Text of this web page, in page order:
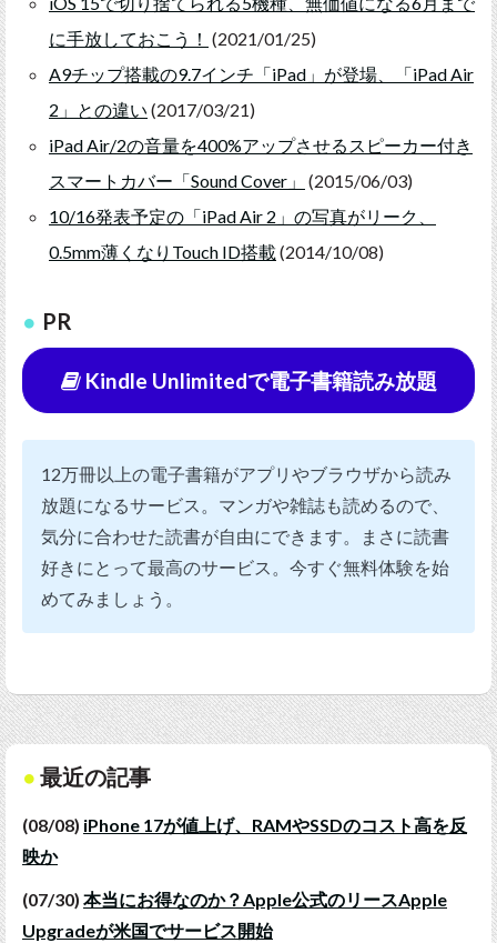
に手放しておこう！ (2021/01/25)
A9チップ搭載の9.7インチ「iPad」が登場、「iPad Air
2」との違い (2017/03/21)
iPad Air/2の音量を400%アップさせるスピーカー付き
スマートカバー「Sound Cover」
(2015/06/03)
10/16発表予定の「iPad Air 2」の写真がリーク、
0.5mm薄くなりTouch ID搭載(2014/10/08)
PR
Kindle Unlimitedで電子書籍読み放題
12万冊以上の電子書籍がアプリやブラウザから読み
放題になるサービス。マンガや雑誌も読めるので、
気分に合わせた読書が自由にできます。まさに読書
好きにとって最高のサービス。今すぐ無料体験を始
めてみましょう。
最近の記事
(08/08) iPhone 17が値上げ、RAMやSSDのコスト高を反
映か
(07/30) 本当にお得なのか？Apple公式のリースApple
Upgradeが米国でサービス開始